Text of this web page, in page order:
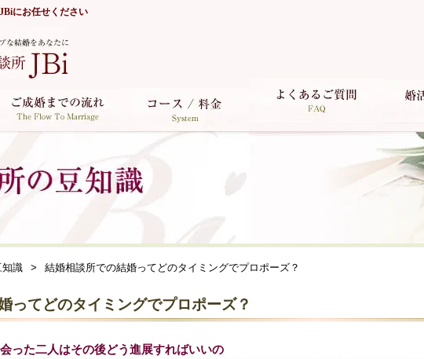
にお任せください
知識 結婚相談所での結婚ってどのタイミングでプロポーズ？
ってどのタイミングでプロポーズ？
った二人はその後どう進展すればいいの